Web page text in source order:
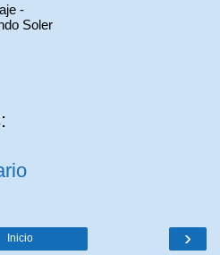
-
Soler
›
Inicio